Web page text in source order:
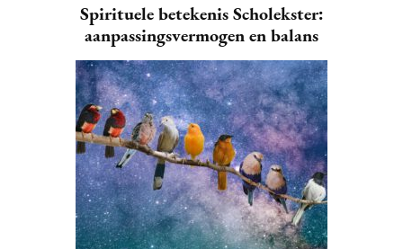
Spirituele betekenis Scholekster:
aanpassingsvermogen en balans